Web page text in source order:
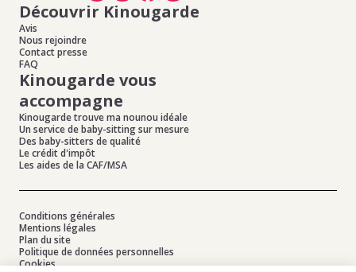
Découvrir Kinougarde
Avis
Nous rejoindre
Contact presse
FAQ
Kinougarde vous
accompagne
Kinougarde trouve ma nounou idéale
Un service de baby-sitting sur mesure
Des baby-sitters de qualité
Le crédit d'impôt
Les aides de la CAF/MSA
Conditions générales
Mentions légales
Plan du site
Politique de données personnelles
Cookies